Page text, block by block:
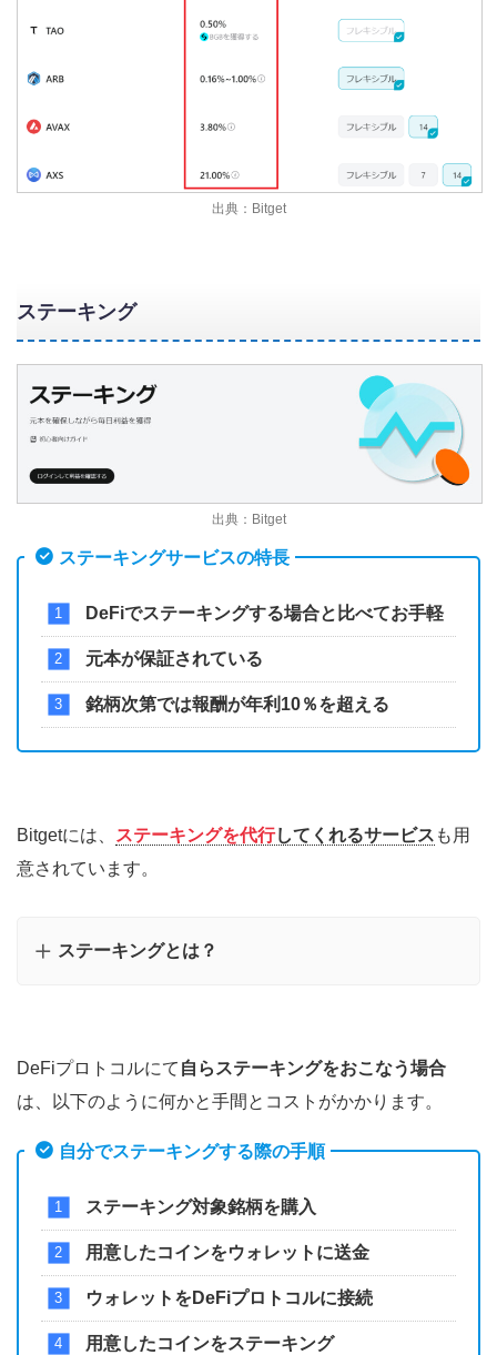
出典：Bitget
ステーキング
出典：Bitget
ステーキングサービスの特長
DeFiでステーキングする場合と比べてお手軽
元本が保証されている
銘柄次第では報酬が年利10％を超える
Bitgetには、 ステーキングを代行してくれるサービス も用
意されています。
ステーキングとは？
DeFiプロトコルにて 自らステーキングをおこなう場合
は、以下のように何かと手間とコストがかかります。
自分でステーキングする際の手順
ステーキング対象銘柄を購入
用意したコインをウォレットに送金
ウォレットをDeFiプロトコルに接続
用意したコインをステーキング